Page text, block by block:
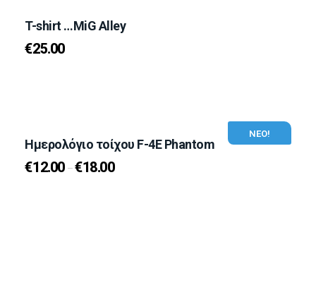
T-shirt …MiG Alley
€25.00
ΝΕΟ!
Ημερολόγιο τοίχου F-4E Phantom
€12.00–€18.00